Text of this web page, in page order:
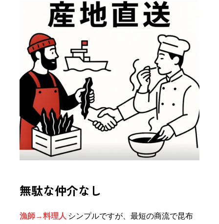
無駄な仲介なし
漁師→料理人 シンプルですが、最短の商流で昆布